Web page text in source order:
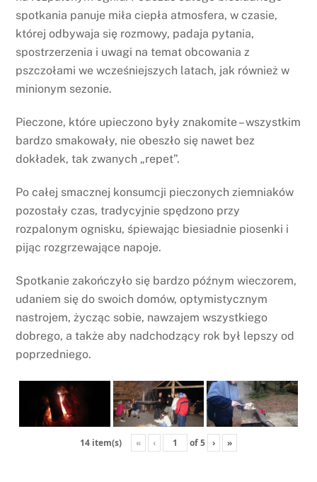
spotkania panuje miła ciepła atmosfera, w czasie,
której odbywaja się rozmowy, padaja pytania,
spostrzerzenia i uwagi na temat obcowania z
pszczołami we wcześniejszych latach, jak również w
minionym sezonie.
Pieczone, które upieczono były znakomite – wszystkim
bardzo smakowały, nie obeszło się nawet bez
dokładek, tak zwanych „repet”.
Po całej smacznej konsumcji pieczonych ziemniaków
pozostały czas, tradycyjnie spędzono przy
rozpalonym ognisku, śpiewając biesiadnie piosenki i
pijąc rozgrzewające napoje.
Spotkanie zakończyło się bardzo późnym wieczorem,
udaniem się do swoich domów, optymistycznym
nastrojem, życząc sobie, nawzajem wszystkiego
dobrego, a także aby nadchodzący rok był lepszy od
poprzedniego.
14 item(s) « ‹ of5 › »